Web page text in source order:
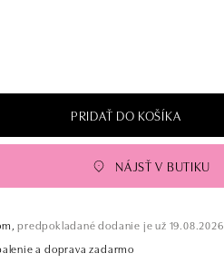
PRIDAŤ DO KOŠÍKA
NÁJSŤ V BUTIKU
predpokladané dodanie je už 19.08.2026.
a doprava zadarmo